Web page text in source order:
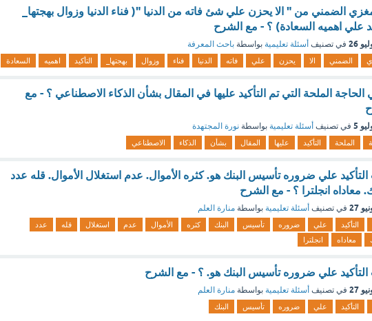
الضمني من " الا يحزن علي شئ فاته من الدنيا "( فناء الدنيا وزوال بهجتها_
علي اهميه السعادة) ؟ - مع الشرح
26 في تصنيف أسئلة تعليمية بواسطة باحث المعرفة
الضمني الا يحزن علي فاته الدنيا فناء وزوال بهجتها_ التأكيد اهميه السعادة
الحاجة الملحة التي تم التأكيد عليها في المقال بشأن الذكاء الاصطناعي ؟ - مع
5 في تصنيف أسئلة تعليمية بواسطة نورة المجتهدة
الملحة التأكيد عليها المقال بشأن الذكاء الاصطناعي
علي ضروره تأسيس البنك هو. كثره الأموال. عدم استغلال الأموال. قله عدد
معاداه انجلترا ؟ - مع الشرح
27 في تصنيف أسئلة تعليمية بواسطة منارة العلم
التأكيد علي ضروره تأسيس البنك كثره الأموال عدم استغلال قله
عدد
معاداه انجلترا
علي ضروره تأسيس البنك هو. ؟ - مع الشرح
27 في تصنيف أسئلة تعليمية بواسطة منارة العلم
التأكيد علي ضروره تأسيس البنك